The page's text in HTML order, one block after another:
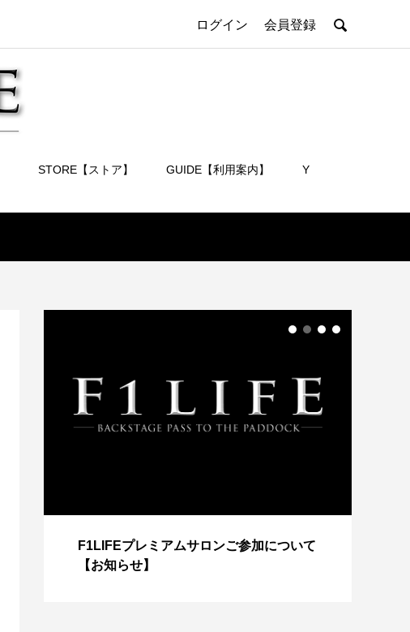
ログイン 会員登録 
STORE【ストア】 GUIDE【利用案内】 Y
F1LIFEプレミアムサロンご参加について
【お知らせ】